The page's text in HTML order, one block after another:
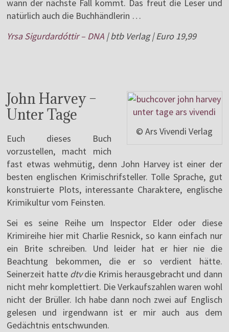
wann der nächste Fall kommt. Das freut die Leser und
natürlich auch die Buchhändlerin …
Yrsa Sigurdardóttir – DNA | btb Verlag | Euro 19,99
© Ars Vivendi Verlag
John Harvey –
Unter Tage
Euch dieses Buch
vorzustellen, macht mich
fast etwas wehmütig, denn John Harvey ist einer der
besten englischen Krimischrifsteller. Tolle Sprache, gut
konstruierte Plots, interessante Charaktere, englische
Krimikultur vom Feinsten.
Sei es seine Reihe um Inspector Elder oder diese
Krimireihe hier mit Charlie Resnick, so kann einfach nur
ein Brite schreiben. Und leider hat er hier nie die
Beachtung bekommen, die er so verdient hätte.
Seinerzeit hatte dtvdie Krimis herausgebracht und dann
nicht mehr komplettiert. Die Verkaufszahlen waren wohl
nicht der Brüller. Ich habe dann noch zwei auf Englisch
gelesen und irgendwann ist er mir auch aus dem
Gedächtnis entschwunden.